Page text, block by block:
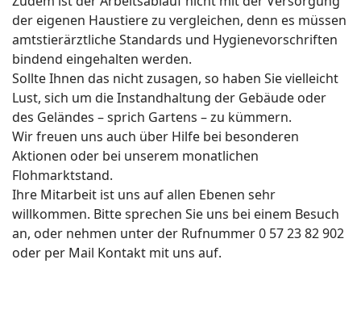
der eigenen Haustiere zu vergleichen, denn es müssen
amtstierärztliche Standards und Hygienevorschriften
bindend eingehalten werden.
Sollte Ihnen das nicht zusagen, so haben Sie vielleicht
Lust, sich um die Instandhaltung der Gebäude oder
des Geländes – sprich Gartens – zu kümmern.
Wir freuen uns auch über Hilfe bei besonderen
Aktionen oder bei unserem monatlichen
Flohmarktstand.
Ihre Mitarbeit ist uns auf allen Ebenen sehr
willkommen. Bitte sprechen Sie uns bei einem Besuch
an, oder nehmen unter der Rufnummer 0 57 23 82 902
oder per Mail Kontakt mit uns auf.